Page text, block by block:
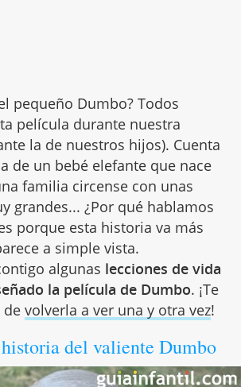
pequeño Dumbo? Todos
película durante nuestra
la de nuestros hijos). Cuenta
de un bebé elefante que nace
familia circense con unas
grandes... ¿Por qué hablamos
porque esta historia va más
a simple vista.
algunas lecciones de vida
la película de Dumbo. ¡Te
de volverla a ver una y otra vez!
del valiente Dumbo